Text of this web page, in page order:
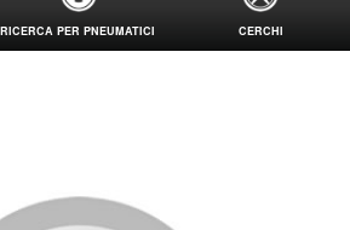
RICERCA PER PNEUMATICI CERCHI